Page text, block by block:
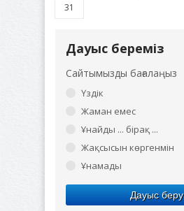
31
Дауыс береміз
Сайтымызды бағалаңыз
Үздік
Жаман емес
Ұнайды ... бірақ ...
Жақсысын көргенмін
Ұнамады
Дауыс беру